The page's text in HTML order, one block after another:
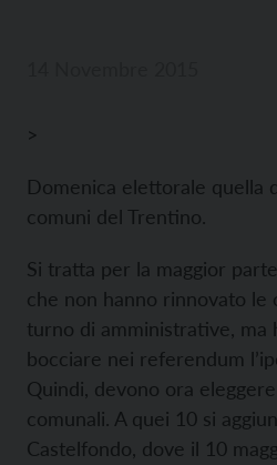
>
Domenica elettorale quella
comuni del Trentino.
Si tratta per la maggior
che non hanno rinnovato le
turno di amministrative, ma
bocciare nei referendum
Quindi, devono ora
comunali. A quei 10 si
Castelfondo, dove il 10